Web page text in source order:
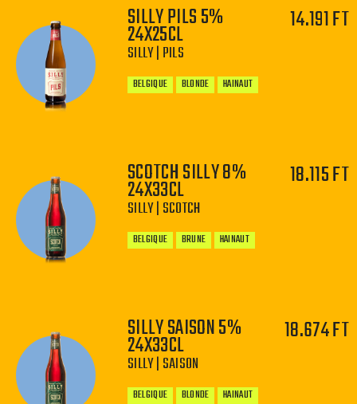
−
SILLY PILS 5%
24X25CL
SILLY | PILS
14.191 FT
BELGIQUE BLONDE HAINAUT
−
SCOTCH SILLY 8%
24X33CL
SILLY | SCOTCH
18.115 FT
BELGIQUE BRUNE HAINAUT
−
SILLY SAISON 5%
24X33CL
SILLY | SAISON
18.674 FT
BELGIQUE BLONDE HAINAUT